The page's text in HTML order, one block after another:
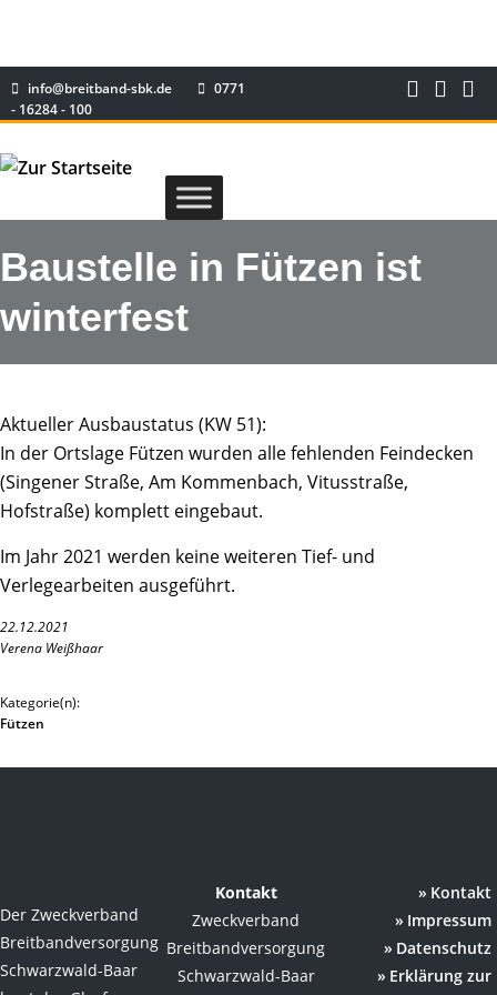
info@breitband-sbk.de
0771
- 16284 - 100
Baustelle in Fützen ist
winterfest
Aktueller Ausbaustatus (KW 51):
In der Ortslage Fützen wurden alle fehlenden Feindecken
(Singener Straße, Am Kommenbach, Vitusstraße,
Hofstraße) komplett eingebaut.
Im Jahr 2021 werden keine weiteren Tief- und
Verlegearbeiten ausgeführt.
22.12.2021
Verena Weißhaar
Kategorie(n):
Fützen
Der Zweckverband
Breitbandversorgung
Schwarzwald-Baar
Kontakt
Zweckverband
Breitbandversorgung
Schwarzwald-Baar
Kontakt
Impressum
Datenschutz
Erklärung zur